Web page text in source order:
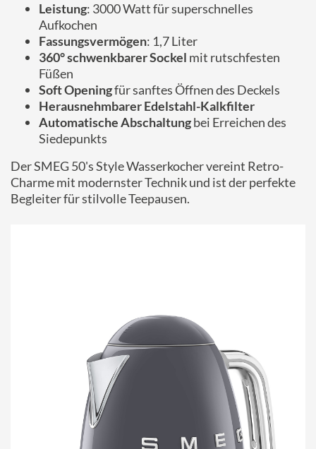
Leistung: 3000 Watt für superschnelles
Aufkochen
Fassungsvermögen: 1,7 Liter
360° schwenkbarer Sockel mit rutschfesten
Füßen
Soft Openingfür sanftes Öffnen des Deckels
Herausnehmbarer Edelstahl-Kalkfilter
Automatische Abschaltungbei Erreichen des
Siedepunkts
Der SMEG 50's Style Wasserkocher vereint Retro-
Charme mit modernster Technik und ist der perfekte
Begleiter für stilvolle Teepausen.